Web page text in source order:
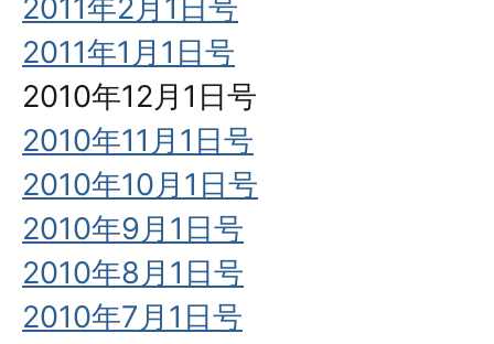
2011年2月1日号
2011年1月1日号
2010年12月1日号
2010年11月1日号
2010年10月1日号
2010年9月1日号
2010年8月1日号
2010年7月1日号